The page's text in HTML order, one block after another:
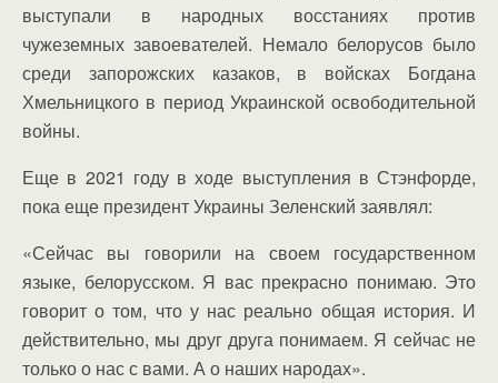
выступали в народных восстаниях против
чужеземных завоевателей. Немало белорусов было
среди запорожских казаков, в войсках Богдана
Хмельницкого в период Украинской освободительной
войны.
Еще в 2021 году в ходе выступления в Стэнфорде,
пока еще президент Украины Зеленский заявлял:
«Сейчас вы говорили на своем государственном
языке, белорусском. Я вас прекрасно понимаю. Это
говорит о том, что у нас реально общая история. И
действительно, мы друг друга понимаем. Я сейчас не
только о нас с вами. А о наших народах».